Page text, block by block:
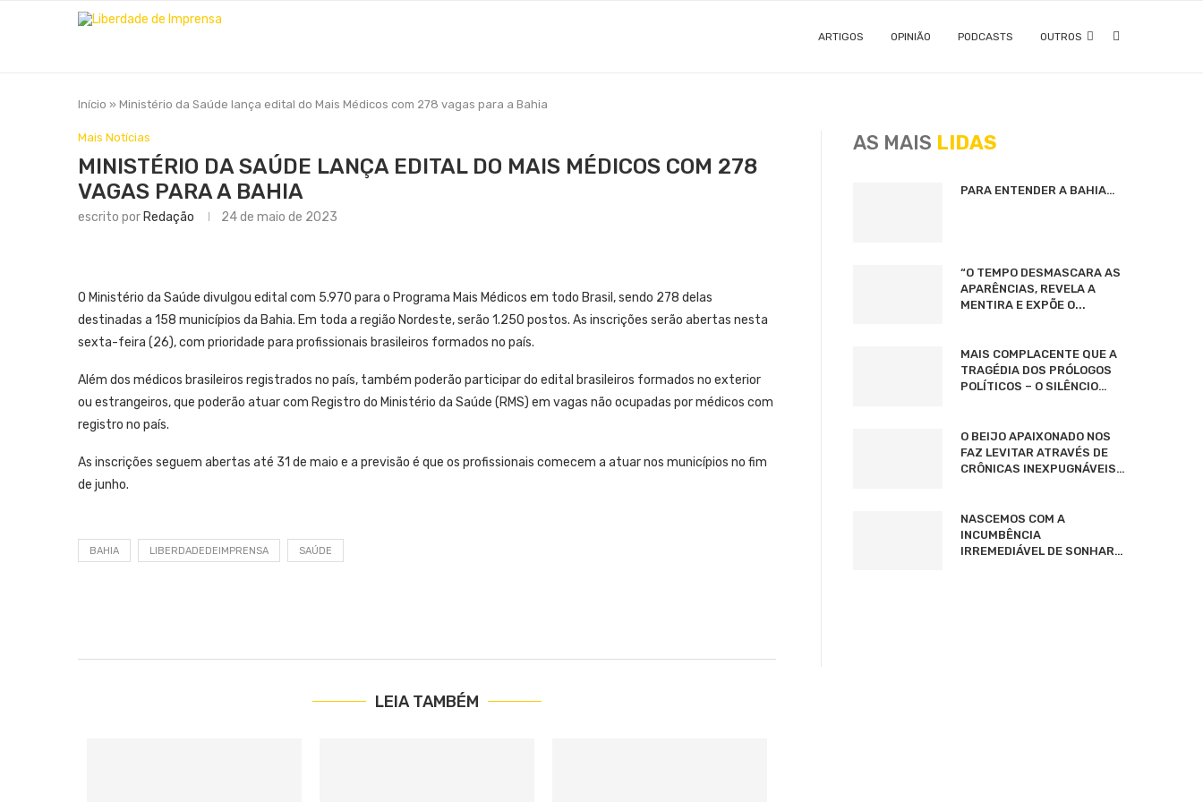
ARTIGOS OPINIÃO PODCASTS OUTROS
Início » Ministério da Saúde lança edital do Mais Médicos com 278 vagas para a Bahia
Mais Notícias
MINISTÉRIO DA SAÚDE LANÇA EDITAL DO MAIS MÉDICOS COM 278
VAGAS PARA A BAHIA
escrito por Redação 24 de maio de 2023
O Ministério da Saúde divulgou edital com 5.970 para o Programa Mais Médicos em todo Brasil, sendo 278 delas
destinadas a 158 municípios da Bahia. Em toda a região Nordeste, serão 1.250 postos. As inscrições serão abertas nesta
sexta-feira (26), com prioridade para profissionais brasileiros formados no país.
Além dos médicos brasileiros registrados no país, também poderão participar do edital brasileiros formados no exterior
ou estrangeiros, que poderão atuar com Registro do Ministério da Saúde (RMS) em vagas não ocupadas por médicos com
registro no país.
As inscrições seguem abertas até 31 de maio e a previsão é que os profissionais comecem a atuar nos municípios no fim
de junho.
BAHIA LIBERDADEDEIMPRENSA SAÚDE
LEIA TAMBÉM
AS MAIS LIDAS
PARA ENTENDER A BAHIA…
“O TEMPO DESMASCARA AS
APARÊNCIAS, REVELA A
MENTIRA E EXPÕE O...
MAIS COMPLACENTE QUE A
TRAGÉDIA DOS PRÓLOGOS
POLÍTICOS – O SILÊNCIO…
O BEIJO APAIXONADO NOS
FAZ LEVITAR ATRAVÉS DE
CRÔNICAS INEXPUGNÁVEIS…
NASCEMOS COM A
INCUMBÊNCIA
IRREMEDIÁVEL DE SONHAR…